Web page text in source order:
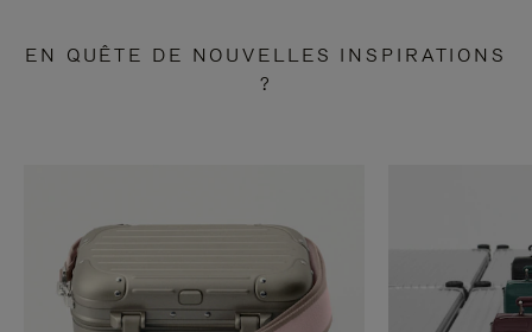
EN QUÊTE DE NOUVELLES INSPIRATIONS
?